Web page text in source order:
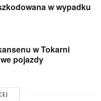
w wypadku
w Tokarni
pojazdy